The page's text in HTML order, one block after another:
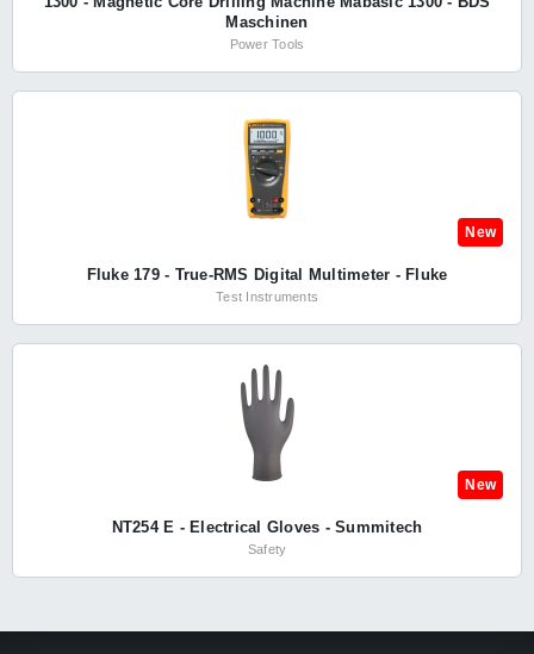
Maschinen
Power Tools
New
Fluke 179 - True-RMS Digital Multimeter - Fluke
Test Instruments
New
NT254 E - Electrical Gloves - Summitech
Safety